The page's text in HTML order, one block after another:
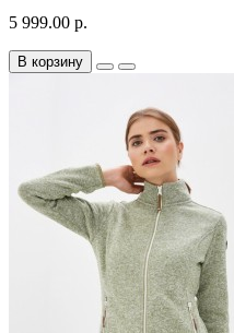
5 999.00 р.
В корзину